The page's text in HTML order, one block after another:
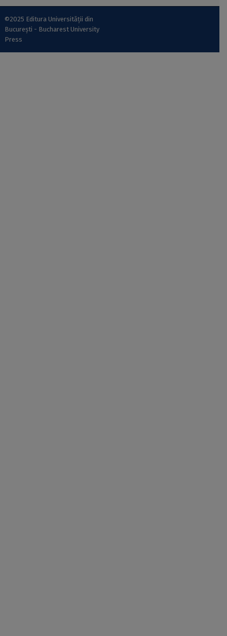
©2025 Editura Universității din
București - Bucharest University
Press